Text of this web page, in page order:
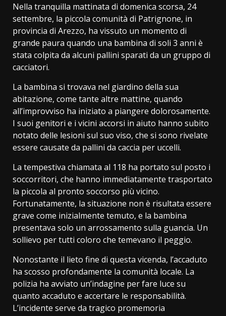
Nella tranquilla mattinata di domenica scorsa, 24
settembre, la piccola comunità di Patrignone, in
provincia di Arezzo, ha vissuto un momento di
grande paura quando una bambina di soli 3 anni è
stata colpita da alcuni pallini sparati da un gruppo di
cacciatori.
La bambina si trovava nel giardino della sua
abitazione, come tante altre mattine, quando
all’improvviso ha iniziato a piangere dolorosamente.
I suoi genitori e i vicini accorsi in aiuto hanno subito
notato delle lesioni sul suo viso, che si sono rivelate
essere causate da pallini da caccia per uccelli.
La tempestiva chiamata al 118 ha portato sul posto i
soccorritori, che hanno immediatamente trasportato
la piccola al pronto soccorso più vicino.
Fortunatamente, la situazione non è risultata essere
grave come inizialmente temuto, e la bambina
presentava solo un arrossamento sulla guancia. Un
sollievo per tutti coloro che temevano il peggio.
Nonostante il lieto fine di questa vicenda, l’accaduto
ha scosso profondamente la comunità locale. La
polizia ha avviato un’indagine per fare luce su
quanto accaduto e accertare le responsabilità.
L’incidente serve da tragico promemoria